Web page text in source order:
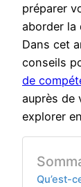
préparer
aborder la
Dans cet
conseils
de
auprès de
explorer
Qu’est-